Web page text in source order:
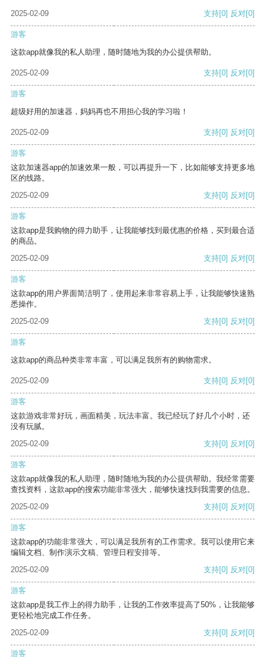
2025-02-09
支持[0] 反对[0]
游客
这款app就像我的私人助理，随时随地为我的办公提供帮助。
2025-02-09 支持[0] 反对[0]
游客
超级好用的加速器，妈妈再也不用担心我的学习啦！
2025-02-09 支持[0] 反对[0]
游客
这款加速器app的加速效果一般，可以再提升一下，比如能够支持更多地
区的线路。
2025-02-09
支持[0] 反对[0]
游客
这款app是我购物的得力助手，让我能够找到最优惠的价格，买到最合适
的商品。
2025-02-09
支持[0] 反对[0]
游客
这款app的用户界面简洁明了，使用起来非常容易上手，让我能够快速熟
悉操作。
2025-02-09
支持[0] 反对[0]
游客
这款app的商品种类非常丰富，可以满足我所有的购物需求。
2025-02-09 支持[0] 反对[0]
游客
这款游戏非常好玩，画面精美，玩法丰富。我已经玩了好几个小时，还
没有玩腻。
2025-02-09
支持[0] 反对[0]
游客
这款app就像我的私人助理，随时随地为我的办公提供帮助。我经常需要
查找资料，这款app的搜索功能非常强大，能够快速找到我需要的信息。
2025-02-09
支持[0] 反对[0]
游客
这款app的功能非常强大，可以满足我所有的工作需求。我可以使用它来
编辑文档、制作演示文稿、管理日程安排等。
2025-02-09
支持[0] 反对[0]
游客
这款app是我工作上的得力助手，让我的工作效率提高了50%，让我能够
更轻松地完成工作任务。
2025-02-09
支持[0] 反对[0]
游客